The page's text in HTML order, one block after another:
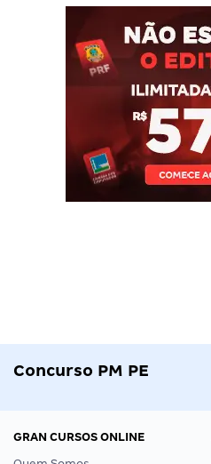
Concurso PM PE
GRAN CURSOS ONLINE